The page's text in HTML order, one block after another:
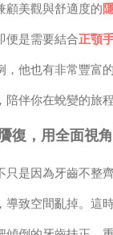
顧美觀與舒適度的
便是需要結合正顎
，他也有非常豐富
伴你在蛻變的旅
復，用全面視
只是因為牙齒不整
導致空間亂掉。這